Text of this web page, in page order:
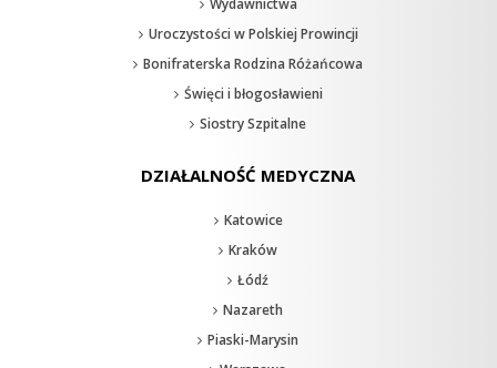
Wydawnictwa
Uroczystości w Polskiej Prowincji
Bonifraterska Rodzina Różańcowa
Święci i błogosławieni
Siostry Szpitalne
DZIAŁALNOŚĆ MEDYCZNA
Katowice
Kraków
Łódź
Nazareth
Piaski-Marysin